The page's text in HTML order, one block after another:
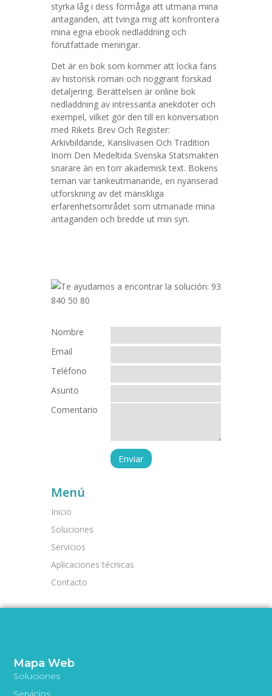
styrka låg i dess förmåga att utmana mina
antaganden, att tvinga mig att konfrontera
mina egna ebook nedladdning och
förutfattade meningar.
Det är en bok som kommer att locka fans
av historisk roman och noggrant forskad
detaljering. Berättelsen är online bok
nedladdning av intressanta anekdoter och
exempel, vilket gör den till en konversation
med Rikets Brev Och Register:
Arkivbildande, Kanslivasen Och Tradition
Inom Den Medeltida Svenska Statsmakten
snarare än en torr akademisk text. Bokens
teman var tankeutmanande, en nyanserad
utforskning av det mänskliga
erfarenhetsområdet som utmanade mina
antaganden och bredde ut min syn.
Nombre
Email
Teléfono
Asunto
Comentario
Menú
Inicio
Soluciones
Servicios
Aplicaciones técnicas
Contacto
Mapa Web
Soluciones
Servicios